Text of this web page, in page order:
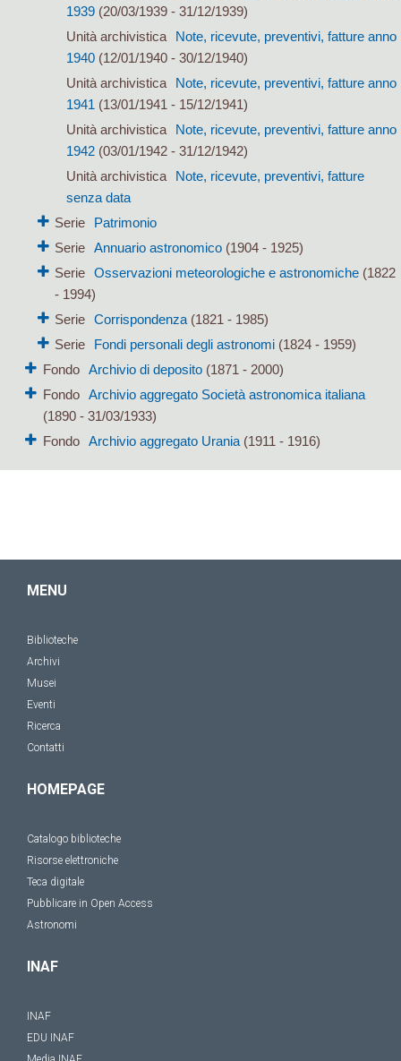
1939 (20/03/1939 - 31/12/1939)
Unità archivistica
Note, ricevute, preventivi, fatture anno
1940 (12/01/1940 - 30/12/1940)
Unità archivistica
Note, ricevute, preventivi, fatture anno
1941 (13/01/1941 - 15/12/1941)
Unità archivistica
Note, ricevute, preventivi, fatture anno
1942 (03/01/1942 - 31/12/1942)
Unità archivistica
Note, ricevute, preventivi, fatture
senza data
Serie
Patrimonio
Serie Annuario astronomico(1904 - 1925)
Serie Osservazioni meteorologiche e astronomiche(1822
- 1994)
Serie Corrispondenza(1821 - 1985)
Serie
Fondi personali degli astronomi(1824 - 1959)
Fondo
Archivio di deposito(1871 - 2000)
Fondo
Archivio aggregato Società astronomica italiana
(1890 - 31/03/1933)
Fondo
Archivio aggregato Urania(1911 - 1916)
MENU
Biblioteche
Archivi
Musei
Eventi
Ricerca
Contatti
HOMEPAGE
Catalogo biblioteche
Risorse elettroniche
Teca digitale
Pubblicare in Open Access
Astronomi
INAF
INAF
EDU INAF